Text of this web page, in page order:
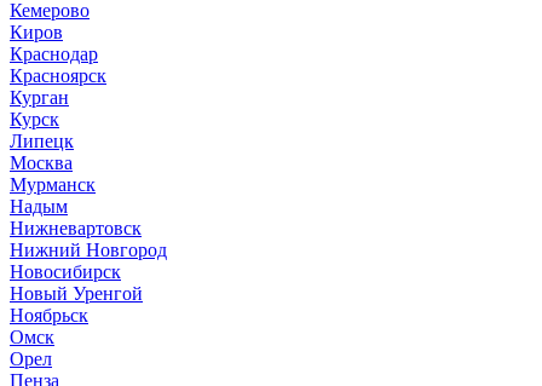
Кемерово
Киров
Краснодар
Красноярск
Курган
Курск
Липецк
Москва
Мурманск
Надым
Нижневартовск
Нижний Новгород
Новосибирск
Новый Уренгой
Ноябрьск
Омск
Орел
Пенза